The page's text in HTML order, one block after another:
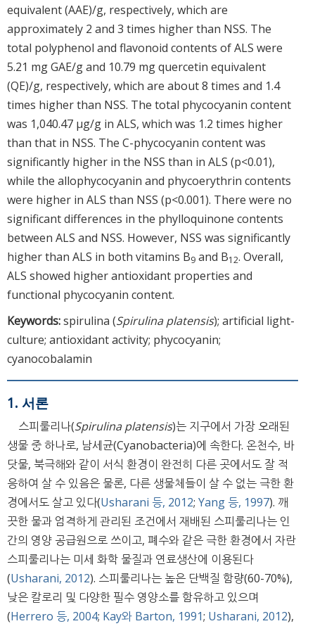
equivalent (AAE)/g, respectively, which are
approximately 2 and 3 times higher than NSS. The
total polyphenol and flavonoid contents of ALS were
5.21 mg GAE/g and 10.79 mg quercetin equivalent
(QE)/g, respectively, which are about 8 times and 1.4
times higher than NSS. The total phycocyanin content
was 1,040.47 μg/g in ALS, which was 1.2 times higher
than that in NSS. The C-phycocyanin content was
significantly higher in the NSS than in ALS (p<0.01),
while the allophycocyanin and phycoerythrin contents
were higher in ALS than NSS (p<0.001). There were no
significant differences in the phylloquinone contents
between ALS and NSS. However, NSS was significantly
higher than ALS in both vitamins B9 and B12. Overall,
ALS showed higher antioxidant properties and
functional phycocyanin content.
Keywords:spirulina (Spirulina platensis); artificial light-
culture; antioxidant activity; phycocyanin;
cyanocobalamin
1. 서론
스피룰리나(Spirulina platensis)는 지구에서 가장 오래된
생물 중 하나로, 남세균(Cyanobacteria)에 속한다. 온천수, 바
닷물, 북극해와 같이 서식 환경이 완전히 다른 곳에서도 잘 적
응하여 살 수 있음은 물론, 다른 생물체들이 살 수 없는 극한 환
경에서도 살고 있다(Usharani 등, 2012; Yang 등, 1997). 깨
끗한 물과 엄격하게 관리된 조건에서 재배된 스피룰리나는 인
간의 영양 공급원으로 쓰이고, 폐수와 같은 극한 환경에서 자란
스피룰리나는 미세 화학 물질과 연료생산에 이용된다
(Usharani, 2012). 스피룰리나는 높은 단백질 함량(60-70%),
낮은 칼로리 및 다양한 필수 영양소를 함유하고 있으며
(Herrero 등, 2004; Kay와 Barton, 1991; Usharani, 2012),